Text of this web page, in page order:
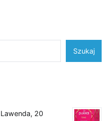
Szukaj
20